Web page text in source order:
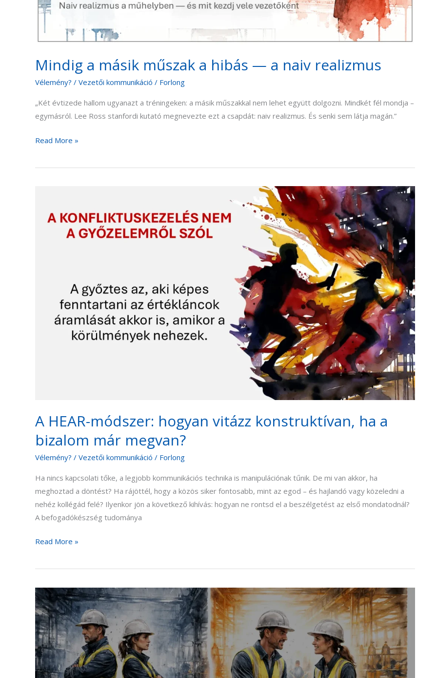
Mindig a másik műszak a hibás — a naiv realizmus
Vélemény? / Vezetői kommunikáció / Forlong
„Két évtizede hallom ugyanazt a tréningeken: a másik műszakkal nem lehet együtt dolgozni. Mindkét fél mondja –
egymásról. Lee Ross stanfordi kutató megnevezte ezt a csapdát: naiv realizmus. És senki sem látja magán.”
Read More »
A HEAR-módszer: hogyan vitázz konstruktívan, ha a
bizalom már megvan?
Vélemény? / Vezetői kommunikáció / Forlong
Ha nincs kapcsolati tőke, a legjobb kommunikációs technika is manipulációnak tűnik. De mi van akkor, ha
meghoztad a döntést? Ha rájöttél, hogy a közös siker fontosabb, mint az egod – és hajlandó vagy közeledni a
nehéz kollégád felé? Ilyenkor jön a következő kihívás: hogyan ne rontsd el a beszélgetést az első mondatodnál?
A befogadókészség tudománya
módszer:
megvan?
Read More »
Konfliktus
helyett
konstruktív
vita:
amit
Ian
Leslie